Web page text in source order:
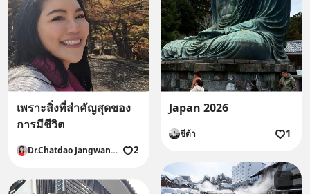
เพราะสิ่งที่สำคัญสุดของ
การมีชีวิต
Dr.Chatdao Jangwangkorn 2
Japan 2026
ชีต้า 1